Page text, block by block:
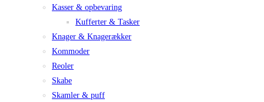
Kasser & opbevaring
Kufferter & Tasker
Knager & Knagerækker
Kommoder
Reoler
Skabe
Skamler & puff